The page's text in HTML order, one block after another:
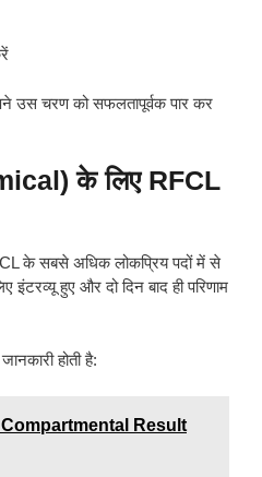
उस चरण को सफलतापूर्वक पार कर
के लिए RFCL
के सबसे अधिक लोकप्रिय पदों में से
हुए और दो दिन बाद ही परिणाम
होती है:
Result